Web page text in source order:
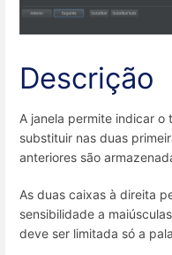
Descrição
A janela permite indicar
substituir nas duas
anteriores são
As duas caixas à direita
sensibilidade a
deve ser limitada só a